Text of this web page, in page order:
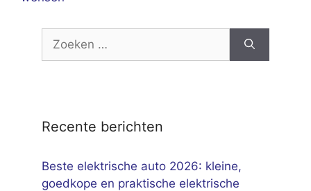
naar:
Recente berichten
Beste elektrische auto 2026: kleine,
goedkope en praktische elektrische